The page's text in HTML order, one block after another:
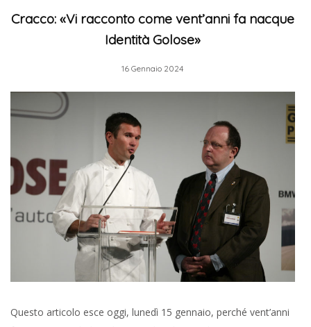
Cracco: «Vi racconto come vent’anni fa nacque
Identità Golose»
16 Gennaio 2024
Questo articolo esce oggi, lunedì 15 gennaio, perché vent’anni